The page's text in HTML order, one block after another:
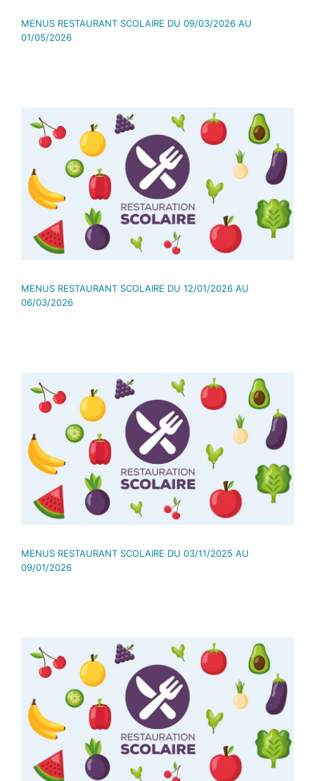
MENUS RESTAURANT SCOLAIRE DU 09/03/2026 AU
01/05/2026
MENUS RESTAURANT SCOLAIRE DU 12/01/2026 AU
06/03/2026
MENUS RESTAURANT SCOLAIRE DU 03/11/2025 AU
09/01/2026